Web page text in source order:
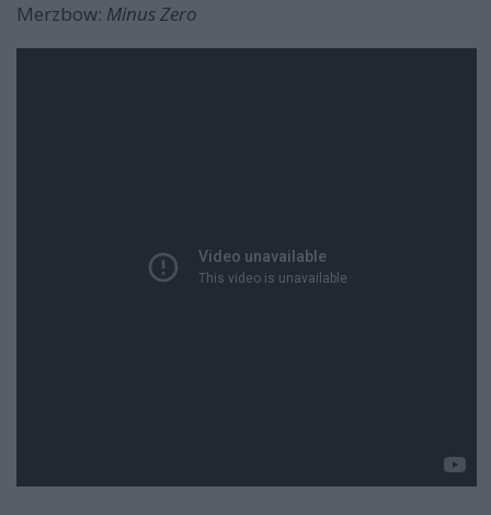
Merzbow: Minus Zero